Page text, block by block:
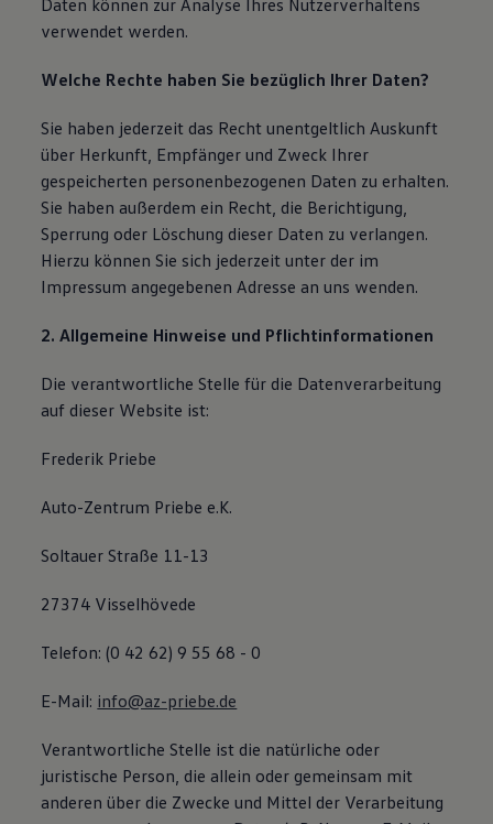
Daten können zur Analyse Ihres Nutzerverhaltens
verwendet werden.
Welche Rechte haben Sie bezüglich Ihrer Daten?
Sie haben jederzeit das Recht unentgeltlich Auskunft
über Herkunft, Empfänger und Zweck Ihrer
gespeicherten personenbezogenen Daten zu erhalten.
Sie haben außerdem ein Recht, die Berichtigung,
Sperrung oder Löschung dieser Daten zu verlangen.
Hierzu können Sie sich jederzeit unter der im
Impressum angegebenen Adresse an uns wenden.
2. Allgemeine Hinweise und Pflichtinformationen
Die verantwortliche Stelle für die Datenverarbeitung
auf dieser Website ist:
Frederik Priebe
Auto-Zentrum Priebe e.K.
Soltauer Straße 11-13
27374 Visselhövede
Telefon: (0 42 62) 9 55 68 - 0
E-Mail: info@az-priebe.de
Verantwortliche Stelle ist die natürliche oder
juristische Person, die allein oder gemeinsam mit
anderen über die Zwecke und Mittel der Verarbeitung